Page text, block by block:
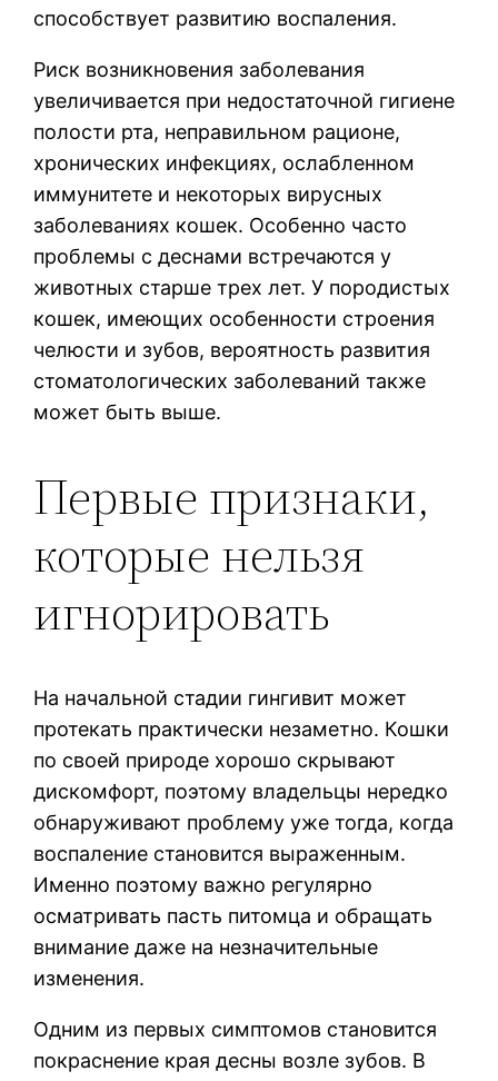
способствует развитию воспаления.
Риск возникновения заболевания
увеличивается при недостаточной гигиене
полости рта, неправильном рационе,
хронических инфекциях, ослабленном
иммунитете и некоторых вирусных
заболеваниях кошек. Особенно часто
проблемы с деснами встречаются у
животных старше трех лет. У породистых
кошек, имеющих особенности строения
челюсти и зубов, вероятность развития
стоматологических заболеваний также
может быть выше.
Первые признаки,
которые нельзя
игнорировать
На начальной стадии гингивит может
протекать практически незаметно. Кошки
по своей природе хорошо скрывают
дискомфорт, поэтому владельцы нередко
обнаруживают проблему уже тогда, когда
воспаление становится выраженным.
Именно поэтому важно регулярно
осматривать пасть питомца и обращать
внимание даже на незначительные
изменения.
Одним из первых симптомов становится
покраснение края десны возле зубов. В